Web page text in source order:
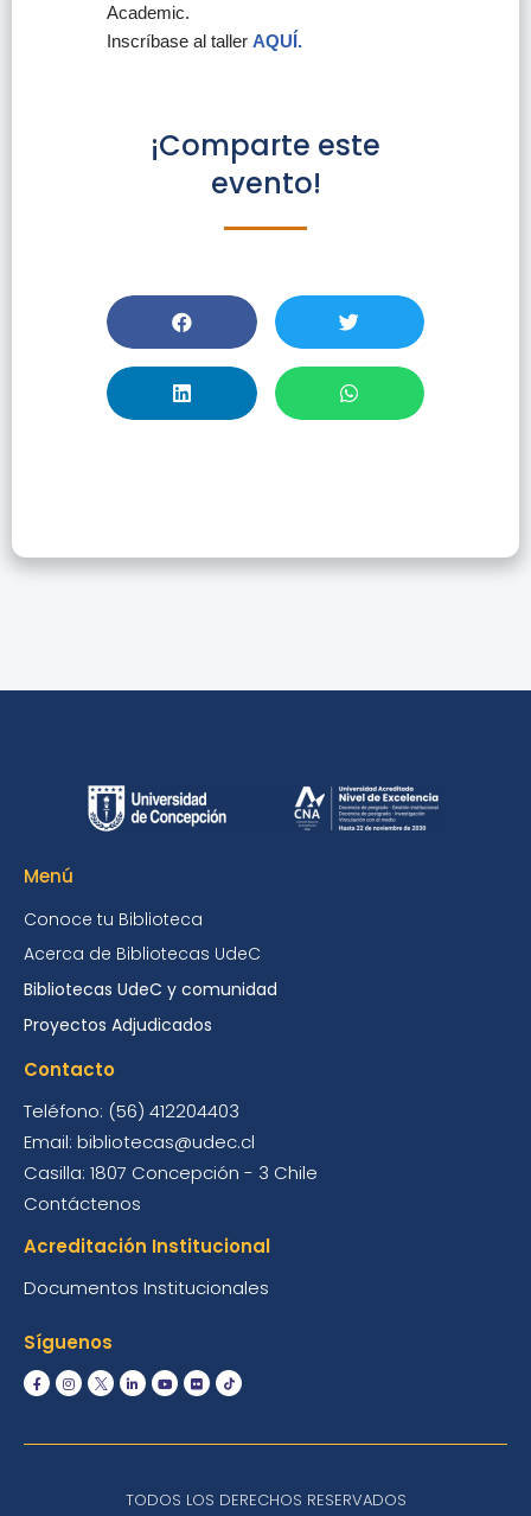
Academic.
Inscríbase al taller AQUÍ.
¡Comparte este
evento!
Menú
Conoce tu Biblioteca
Acerca de Bibliotecas UdeC
Bibliotecas UdeC y comunidad
Proyectos Adjudicados
Contacto
Teléfono: (56) 412204403
Email: bibliotecas@udec.cl
Casilla: 1807 Concepción - 3 Chile
Contáctenos
Acreditación Institucional
Documentos Institucionales
Síguenos
TODOS LOS DERECHOS RESERVADOS